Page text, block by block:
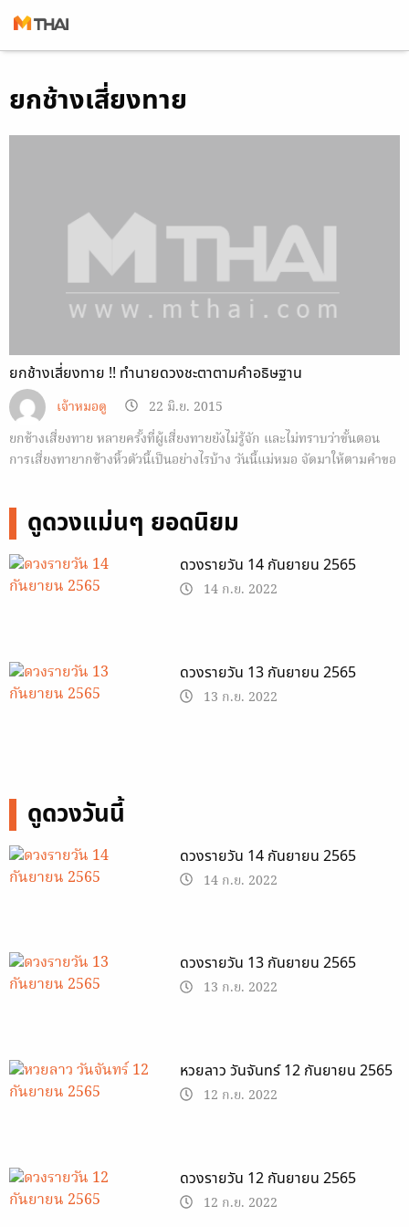
toยกช้างเสี่ยงทาย
ยกช้างเสี่ยงทาย !! ทำนายดวงชะตาตามคำอธิษฐาน
เจ้าหมอดู
22 มิ.ย. 2015
ยกช้างเสี่ยงทาย หลายครั้งที่ผู้เสี่ยงทายยังไม่รู้จัก และไม่ทราบว่าขั้นตอน
การเสี่ยงทายากช้างหิ้วตัวนี้เป็นอย่างไรบ้าง วันนี้แม่หมอ จัดมาให้ตามคำขอ
ดูดวงแม่นๆ ยอดนิยม
ดวงรายวัน 14 กันยายน 2565
14 ก.ย. 2022
ดวงรายวัน 13 กันยายน 2565
13 ก.ย. 2022
ดูดวงวันนี้
ดวงรายวัน 14 กันยายน 2565
14 ก.ย. 2022
ดวงรายวัน 13 กันยายน 2565
13 ก.ย. 2022
หวยลาว วันจันทร์ 12 กันยายน 2565
12 ก.ย. 2022
ดวงรายวัน 12 กันยายน 2565
12 ก.ย. 2022